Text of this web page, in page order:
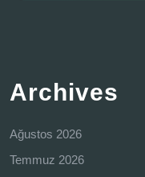
Archives
Ağustos 2026
Temmuz 2026